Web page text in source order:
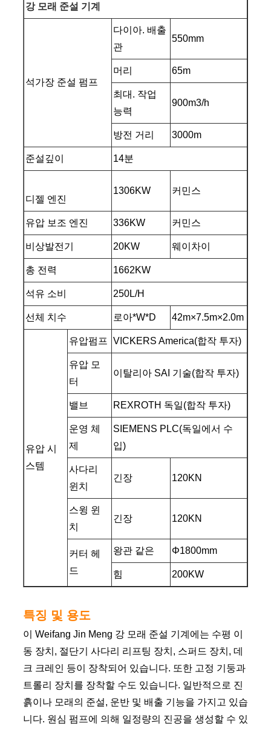
강 모래 준설 기계
석가장 준설 펌프
다이아. 배출
관
550mm
머리 65m
최대. 작업
능력
900m3/h
방전 거리 3000m
준설깊이 14분
디젤 엔진
1306KW 커민스
유압 보조 엔진 336KW 커민스
비상발전기 20KW 웨이차이
총 전력 1662KW
석유 소비 250L/H
선체 치수 로아*W*D 42m×7.5m×2.0m
유압 시
스템
유압펌프 VICKERS America(합작 투자)
유압 모
터
이탈리아 SAI 기술(합작 투자)
밸브 REXROTH 독일(합작 투자)
운영 체
제
SIEMENS PLC(독일에서 수
입)
사다리
윈치
긴장 120KN
스윙 윈
치
긴장 120KN
커터 헤
드
왕관 같은 Φ1800mm
힘 200KW
특징 및 용도
이 Weifang Jin Meng 강 모래 준설 기계에는 수평 이
동 장치, 절단기 사다리 리프팅 장치, 스퍼드 장치, 데
크 크레인 등이 장착되어 있습니다. 또한 고정 기둥과
트롤리 장치를 장착할 수도 있습니다. 일반적으로 진
흙이나 모래의 준설, 운반 및 배출 기능을 가지고 있습
니다. 원심 펌프에 의해 일정량의 진공을 생성할 수 있